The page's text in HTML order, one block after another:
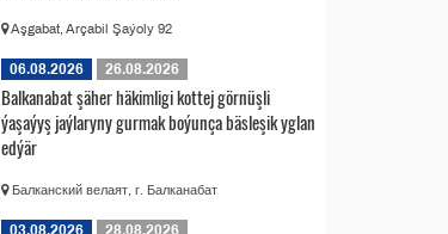
Aşgabat, Arçabil Şaýoly 92
06.08.2026 26.08.2026
Balkanabat şäher häkimligi kottej görnüşli
ýaşaýyş jaýlaryny gurmak boýunça bäsleşik yglan
edýär
Балканский велаят, г. Балканабат
03.08.2026 28.08.2026